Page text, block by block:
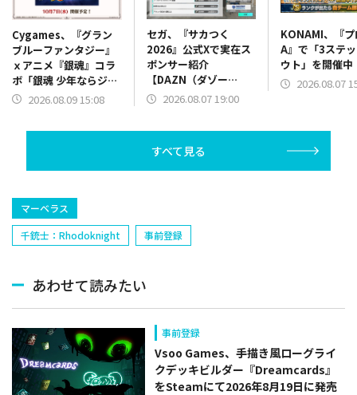
Cygames、『グラン
ブルーファンタジー』
ｘアニメ『銀魂』コラ
ボ「銀魂 少年ならジャ
ンプの裏表紙までちゃ
2026.08.09 15:08
セガ、『サカつく
2026』公式Xで実在ス
ポンサー紹介
【DAZN（ダゾー
ン）】篇をポスト
2026.08.07 19:00
KONAMI、『
A』で「3ステ
ウト」を開催中
2026.08.07
すべて見る
マーベラス
千銃士：Rhodoknight
事前登録
あわせて読みたい
事前登録
Vsoo Games、手描き風ローグライ
クデッキビルダー『Dreamcards』
をSteamにて2026年8月19日に発売